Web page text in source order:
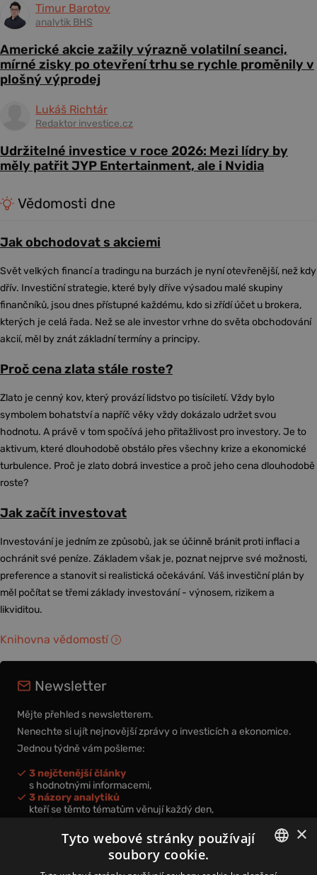
Timur Barotov
analytik BHS
Americké akcie zažily výrazně volatilní seanci,
mírné zisky po otevření trhu se rychle proměnily v
plošný výprodej
Lukáš Richtár
Redaktor investice.cz
Udržitelné investice v roce 2026: Mezi lídry by
měly patřit JYP Entertainment, ale i Nvidia
Vědomosti dne
Jak obchodovat s akciemi
Svět velkých financí a tradingu na burzách je nyní otevřenější, než kdy
dřív. Investiční strategie, které byly dříve výsadou malé skupiny
finančníků, jsou dnes přístupné každému, kdo si zřídí účet u brokera,
kterých je celá řada. Než se ale investor vrhne do světa obchodování
akcií, měl by znát základní termíny a principy.
Proč cena zlata stále roste?
Zlato je cenný kov, který provází lidstvo po tisíciletí. Vždy bylo
symbolem bohatství a napříč věky vždy dokázalo udržet svou
hodnotu. A právě v tom spočívá jeho přitažlivost pro investory. Je to
aktivum, které dlouhodobě obstálo přes všechny krize a ekonomické
turbulence. Proč je zlato dobrá investice a proč jeho cena dlouhodobě
roste?
Jak začít investovat
Investování je jedním ze způsobů, jak se účinně bránit proti inflaci a
ochránit své peníze. Základem však je, poznat nejprve své možnosti,
preference a stanovit si realistická očekávání. Váš investiční plán by
měl počítat se třemi základy investování - výnosem, rizikem a
likviditou.
Knihovna vědomostí
Newsletter
Mějte přehled s newsletterem.
Nenechte si ujít nejnovější zprávy o investicích a ekonomice.
Jednou týdně vám pošleme:
3 nejčtenější články
s hodnotnými informacemi,
3 názory analytiků
kteří se těmto tématům věnují každý den,
nová videa a podcasty
k prohloubení vašich znalostí.
CZECH
×
Tyto webové stránky používají
soubory cookie.